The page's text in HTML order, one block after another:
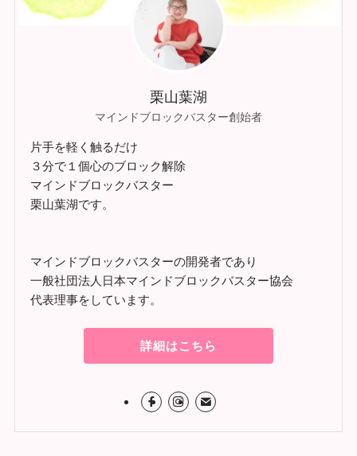
栗山葉湖
マインドブロックバスター創始者
片手を軽く触るだけ
３分で１個心のブロック解除
マインドブロックバスター
栗山葉湖です。
マインドブロックバスターの開発者であり
一般社団法人日本マインドブロックバスター協会
代表理事をしています。
詳細はこちら